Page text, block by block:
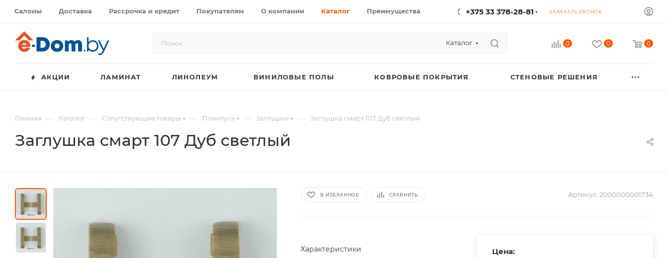
Салоны Доставка Рассрочка и кредит Покупателям О компании Каталог Преимущества +375 33 378-28-81 ЗАКАЗАТЬ ЗВОНОК
Каталог 0 0 0
АКЦИИ ЛАМИНАТ ЛИНОЛЕУМ ВИНИЛОВЫЕ ПОЛЫ КОВРОВЫЕ ПОКРЫТИЯ СТЕНОВЫЕ РЕШЕНИЯ
Главная — Каталог — Сопутствующие товары — Плинтуса — Заглушки — Заглушка смарт 107 Дуб светлый
Заглушка смарт 107 Дуб светлый
В ИЗБРАННОЕ СРАВНИТЬ Артикул: 2000000001734
Характеристики Цена: